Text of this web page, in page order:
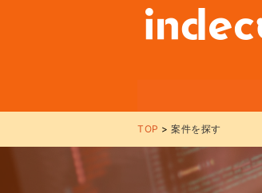
TOP 案件を探す